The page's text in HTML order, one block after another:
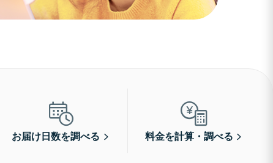
お届け日数を調べる 料金を計算・調べる